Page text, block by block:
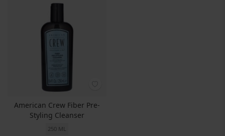
American Crew Fiber Pre-
Styling Cleanser
250 ML